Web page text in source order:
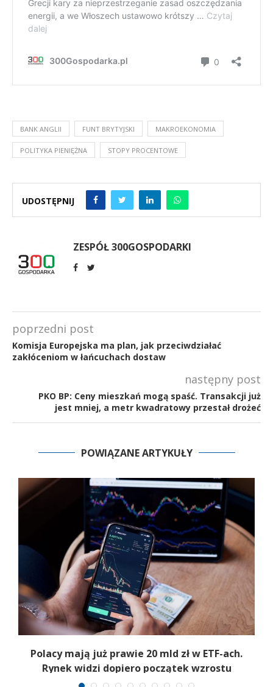
BANK ANGLII FUNT BRYTYJSKI MAKROEKONOMIA
POLITYKA PIENIĘŻNA STOPY PROCENTOWE
UDOSTĘPNIJ
ZESPÓŁ 300GOSPODARKI
poprzedni post
Komisja Europejska ma plan, jak przeciwdziałać
zakłóceniom w łańcuchach dostaw
następny post
PKO BP: Ceny mieszkań mogą spaść. Transakcji już
jest mniej, a metr kwadratowy przestał drożeć
POWIĄZANE ARTYKUŁY
Polacy mają już prawie 20 mld zł w ETF-ach.
Rynek widzi dopiero początek wzrostu